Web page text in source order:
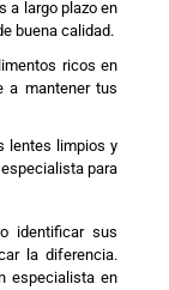
a largo plazo en
buena calidad.
ricos en
a mantener tus
lentes limpios y
para
identificar sus
la diferencia.
especialista en